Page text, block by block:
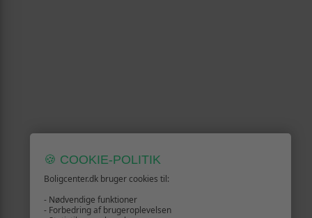
🍪 COOKIE-POLITIK
Boligcenter.dk bruger cookies til:
- Nødvendige funktioner
- Forbedring af brugeroplevelsen